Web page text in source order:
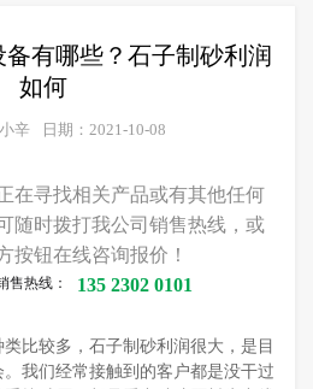
有哪些？石子制砂利润
如何
辛 日期：2021-10-08
在寻找相关产品或有其他任何
随时拨打我公司销售热线，或
按钮在线咨询报价！
售热线： 135 2302 0101
比较多，石子制砂利润很大，是目
我们经常接触到的客户都是没干过